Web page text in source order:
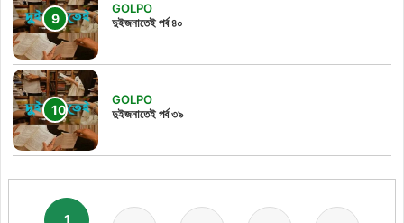
GOLPO
দুইজনাতেই পর্ব ৪০
GOLPO
দুইজনাতেই পর্ব ৩৯